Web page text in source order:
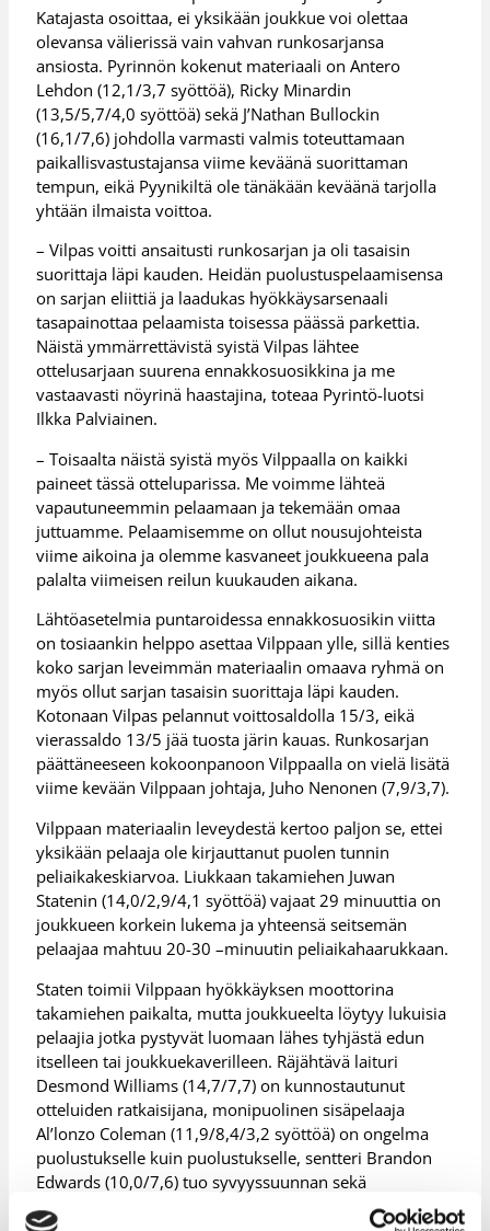
Katajasta osoittaa, ei yksikään joukkue voi olettaa
olevansa välierissä vain vahvan runkosarjansa
ansiosta. Pyrinnön kokenut materiaali on Antero
Lehdon (12,1/3,7 syöttöä), Ricky Minardin
(13,5/5,7/4,0 syöttöä) sekä J’Nathan Bullockin
(16,1/7,6) johdolla varmasti valmis toteuttamaan
paikallisvastustajansa viime keväänä suorittaman
tempun, eikä Pyynikiltä ole tänäkään keväänä tarjolla
yhtään ilmaista voittoa.
– Vilpas voitti ansaitusti runkosarjan ja oli tasaisin
suorittaja läpi kauden. Heidän puolustuspelaamisensa
on sarjan eliittiä ja laadukas hyökkäysarsenaali
tasapainottaa pelaamista toisessa päässä parkettia.
Näistä ymmärrettävistä syistä Vilpas lähtee
ottelusarjaan suurena ennakkosuosikkina ja me
vastaavasti nöyrinä haastajina, toteaa Pyrintö-luotsi
Ilkka Palviainen.
– Toisaalta näistä syistä myös Vilppaalla on kaikki
paineet tässä otteluparissa. Me voimme lähteä
vapautuneemmin pelaamaan ja tekemään omaa
juttuamme. Pelaamisemme on ollut nousujohteista
viime aikoina ja olemme kasvaneet joukkueena pala
palalta viimeisen reilun kuukauden aikana.
Lähtöasetelmia puntaroidessa ennakkosuosikin viitta
on tosiaankin helppo asettaa Vilppaan ylle, sillä kenties
koko sarjan leveimmän materiaalin omaava ryhmä on
myös ollut sarjan tasaisin suorittaja läpi kauden.
Kotonaan Vilpas pelannut voittosaldolla 15/3, eikä
vierassaldo 13/5 jää tuosta järin kauas. Runkosarjan
päättäneeseen kokoonpanoon Vilppaalla on vielä lisätä
viime kevään Vilppaan johtaja, Juho Nenonen (7,9/3,7).
Vilppaan materiaalin leveydestä kertoo paljon se, ettei
yksikään pelaaja ole kirjauttanut puolen tunnin
peliaikakeskiarvoa. Liukkaan takamiehen Juwan
Statenin (14,0/2,9/4,1 syöttöä) vajaat 29 minuuttia on
joukkueen korkein lukema ja yhteensä seitsemän
pelaajaa mahtuu 20-30 –minuutin peliaikahaarukkaan.
Staten toimii Vilppaan hyökkäyksen moottorina
takamiehen paikalta, mutta joukkueelta löytyy lukuisia
pelaajia jotka pystyvät luomaan lähes tyhjästä edun
itselleen tai joukkuekaverilleen. Räjähtävä laituri
Desmond Williams (14,7/7,7) on kunnostautunut
otteluiden ratkaisijana, monipuolinen sisäpelaaja
Al’lonzo Coleman (11,9/8,4/3,2 syöttöä) on ongelma
puolustukselle kuin puolustukselle, sentteri Brandon
Edwards (10,0/7,6) tuo syvyyssuunnan sekä
korirenkaan yläpuolista uhkaa ja Mikko Koivisto (9,5